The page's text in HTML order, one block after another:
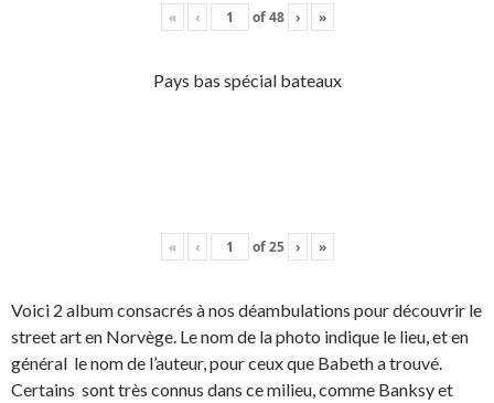
« ‹ of48 › »
Pays bas spécial bateaux
« ‹ of25 › »
Voici 2 album consacrés à nos déambulations pour découvrir le
street art en Norvège. Le nom de la photo indique le lieu, et en
général le nom de l’auteur, pour ceux que Babeth a trouvé.
Certains sont très connus dans ce milieu, comme Banksy et